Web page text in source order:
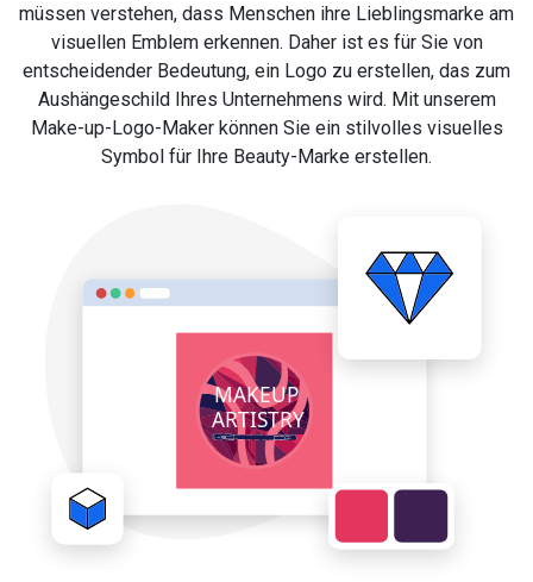
müssen verstehen, dass Menschen ihre Lieblingsmarke am
visuellen Emblem erkennen. Daher ist es für Sie von
entscheidender Bedeutung, ein Logo zu erstellen, das zum
Aushängeschild Ihres Unternehmens wird. Mit unserem
Make-up-Logo-Maker können Sie ein stilvolles visuelles
Symbol für Ihre Beauty-Marke erstellen.